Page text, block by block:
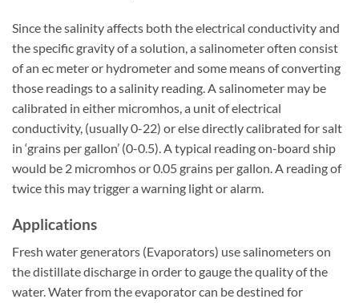
Since the salinity affects both the electrical conductivity and
the specific gravity of a solution, a salinometer often consist
of an ec meter or hydrometer and some means of converting
those readings to a salinity reading. A salinometer may be
calibrated in either micromhos, a unit of electrical
conductivity, (usually 0-22) or else directly calibrated for salt
in ‘grains per gallon’ (0-0.5). A typical reading on-board ship
would be 2 micromhos or 0.05 grains per gallon. A reading of
twice this may trigger a warning light or alarm.
Applications
Fresh water generators (Evaporators) use salinometers on
the distillate discharge in order to gauge the quality of the
water. Water from the evaporator can be destined for